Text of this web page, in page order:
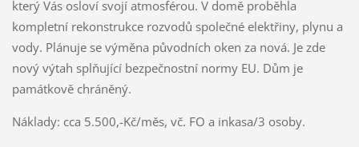
který Vás osloví svojí atmosférou. V domě proběhla
kompletní rekonstrukce rozvodů společné elektřiny, plynu a
vody. Plánuje se výměna původních oken za nová. Je zde
nový výtah splňující bezpečnostní normy EU. Dům je
památkově chráněný.
Náklady: cca 5.500,-Kč/měs, vč. FO a inkasa/3 osoby.